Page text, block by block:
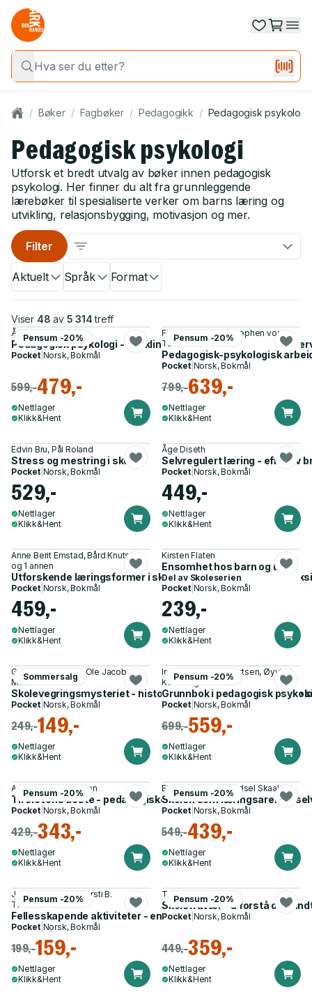
/ Bøker / Fagbøker / Pedagogikk / Pedagogisk psykologi
Pedagogisk psykologi
Utforsk et bredt utvalg av bøker innen pedagogisk
psykologi. Her finner du alt fra grunnleggende
lærebøker til spesialiserte verker om barns læring og
utvikling, relasjonsbygging, motivasjon og mer.
Aktuelt Språk Format
Filter
Viser 48 av 5 314 treff
Pensum -20%
Åge Diseth
Pedagogisk psykologi - utvikling, læring, motivasjon og
Pocket| Norsk, Bokmål
599,-479,-
Nettlager
Klikk&Hent
Pensum -20%
Finn Hesselberg, Stephen von
Tetzchner
Pedagogisk-psykologisk
Pocket| Norsk, Bokmål
799,-639,-
Nettlager
Klikk&Hent
Edvin Bru, Pål Roland
Stress og mestring i skolen
Pocket| Norsk, Bokmål
529,-
Nettlager
Klikk&Hent
Åge Diseth
Selvregulert læring - effektiv
Pocket| Norsk, Bokmål
449,-
Nettlager
Klikk&Hent
Anne Berit Emstad, Bård Knutsen
og 1 annen
Utforskende læringsformer i skolen - eksempler på god
Pocket| Norsk, Bokmål
459,-
Nettlager
Klikk&Hent
Kirsten Flaten
Ensomhet hos barn og unge
Del av Skoleserien
Pocket| Norsk, Bokmål
239,-
Nettlager
Klikk&Hent
Sommersalg
Gaute Brochmann, Ole Jacob
Madsen
Skolevegringsmysteriet - historien om hvorfor barn og unge
Pocket| Norsk, Bokmål
249,-149,-
Nettlager
Klikk&Hent
Pensum -20%
Ingunn Dahler Hybertsen, Øyvind
Kvello og 1 annen
Grunnbok i pedagogisk
Pocket| Norsk, Bokmål
699,-559,-
Nettlager
Klikk&Hent
Pensum -20%
Anne Grete Danielsen
Til elevens beste - pedagogiske perspektiver
Pocket| Norsk, Bokmål
429,-343,-
Nettlager
Klikk&Hent
Pensum -20%
Einar M. Skaalvik, Sidsel Skaalvik
Skolen som læringsarena -
Pocket| Norsk, Bokmål
549,-439,-
Nettlager
Klikk&Hent
Pensum -20%
Johannes Finne, Kjersti B.
Tharaldsen
Fellesskapende aktiviteter - en ressursbok for skolen
Pocket| Norsk, Bokmål
199,-159,-
Nettlager
Klikk&Hent
Pensum -20%
Trude Havik
Skolefravær - å forstå og
Pocket| Norsk, Bokmål
449,-359,-
Nettlager
Klikk&Hent